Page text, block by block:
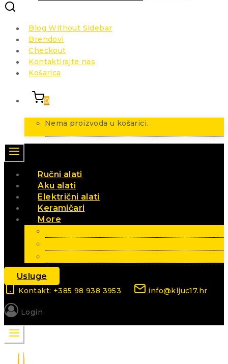
Blog Without Sidebar
Brendovi
Checkout
Kontaktirajte nas
Košarica
0
Nema proizvoda u košarici.
Ručni alati
Aku alati
Električni alati
Keramičari
More
Usluge
Kontakt: +385 98 938 3953 info@kljuc17.hr
Login